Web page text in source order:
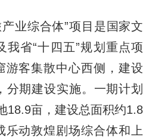
综合体”项目是国家文
我省“十四五”规划重点项
游客集散中心西侧，建设
分期建设实施。一期计划
18.9亩，建设总面积约1.8
乐动敦煌剧场综合体和上